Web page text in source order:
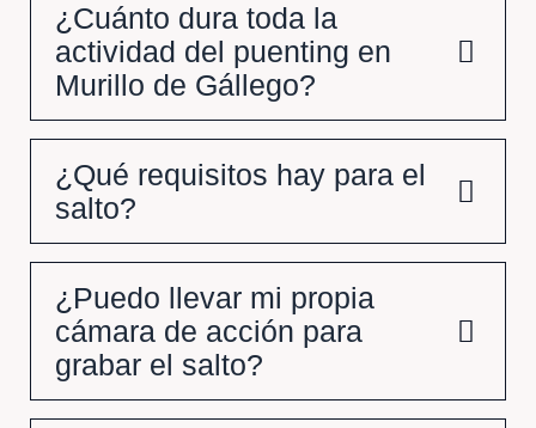
¿Cuánto dura toda la
actividad del puenting en
Murillo de Gállego?
¿Qué requisitos hay para el
salto?
¿Puedo llevar mi propia
cámara de acción para
grabar el salto?